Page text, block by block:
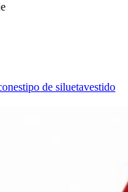
tipo de siluetavestido